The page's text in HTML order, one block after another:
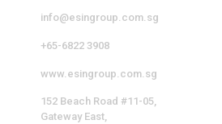
info@esingroup.com.sg
+65-6822 3908
www.esingroup.com.sg
152 Beach Road #11-05,
Gateway East,